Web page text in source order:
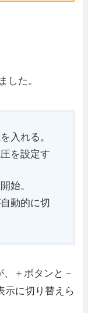
した。
入れる。
を設定す
始。
動的に切
＋ボタンと－
示に切り替えら